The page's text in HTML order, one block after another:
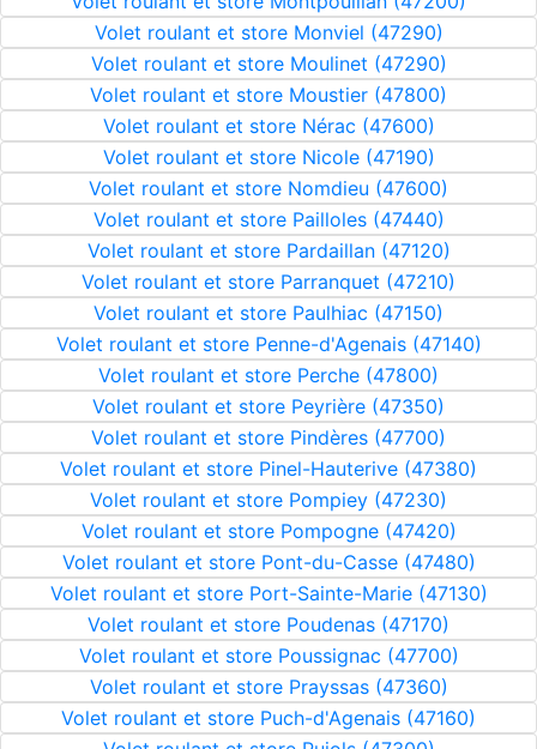
Volet roulant et store Monviel (47290)
Volet roulant et store Moulinet (47290)
Volet roulant et store Moustier (47800)
Volet roulant et store Nérac (47600)
Volet roulant et store Nicole (47190)
Volet roulant et store Nomdieu (47600)
Volet roulant et store Pailloles (47440)
Volet roulant et store Pardaillan (47120)
Volet roulant et store Parranquet (47210)
Volet roulant et store Paulhiac (47150)
Volet roulant et store Penne-d'Agenais (47140)
Volet roulant et store Perche (47800)
Volet roulant et store Peyrière (47350)
Volet roulant et store Pindères (47700)
Volet roulant et store Pinel-Hauterive (47380)
Volet roulant et store Pompiey (47230)
Volet roulant et store Pompogne (47420)
Volet roulant et store Pont-du-Casse (47480)
Volet roulant et store Port-Sainte-Marie (47130)
Volet roulant et store Poudenas (47170)
Volet roulant et store Poussignac (47700)
Volet roulant et store Prayssas (47360)
Volet roulant et store Puch-d'Agenais (47160)